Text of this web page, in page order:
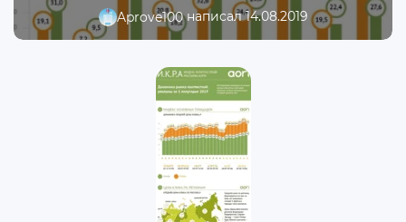
Aprove100написал 14.08.2019